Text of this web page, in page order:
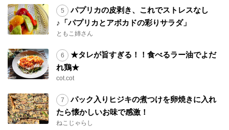
パプリカの皮剥き、これでストレスなし
♪「パプリカとアボカドの彩りサラダ」
ともこ姉さん
★タレが旨すぎる！！食べるラー油でよだ
れ鶏★
cot.cot
パック入りヒジキの煮つけを卵焼きに入れ
たら懐かしいお味で感激！
ねこじゃらし